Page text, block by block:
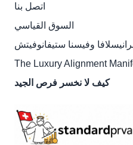
اتصل بنا
السوق القياسي
وفيسنا ستيفانوفيتش
The Luxury Alignment
كيف لا نخسر فرص الجيد